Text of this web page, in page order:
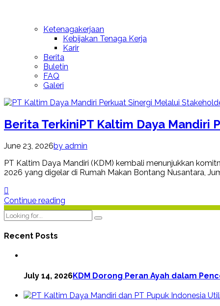
Ketenagakerjaan
Kebijakan Tenaga Kerja
Karir
Berita
Buletin
FAQ
Galeri
Berita TerkiniPT Kaltim Daya Mandiri
June 23, 2026by admin
PT Kaltim Daya Mandiri (KDM) kembali menunjukkan
2026 yang digelar di Rumah Makan Bontang Nusantara,
Continue reading
Recent Posts
July 14, 2026KDM Dorong Peran Ayah dalam